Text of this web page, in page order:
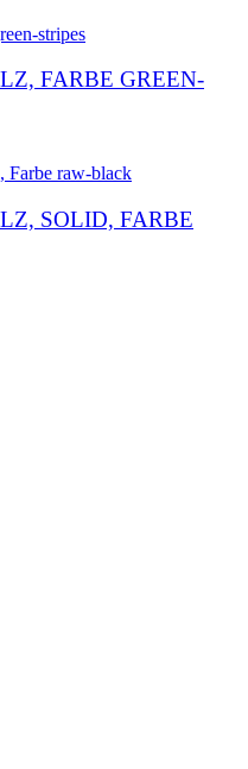
FARBE GREEN-
SOLID, FARBE